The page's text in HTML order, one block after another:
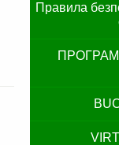
Правила